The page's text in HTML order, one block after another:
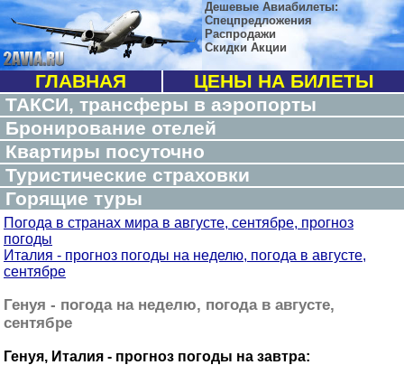
Дешевые Авиабилеты:
Спецпредложения
Распродажи
Скидки Акции
ГЛАВНАЯ
ЦЕНЫ НА БИЛЕТЫ
ТАКСИ, трансферы в аэропорты
Бронирование отелей
Квартиры посуточно
Туристические страховки
Горящие туры
Погода в странах мира в августе, сентябре, прогноз
погоды
Италия - прогноз погоды на неделю, погода в августе,
сентябре
Генуя - погода на неделю, погода в августе,
сентябре
Генуя, Италия - прогноз погоды на завтра: